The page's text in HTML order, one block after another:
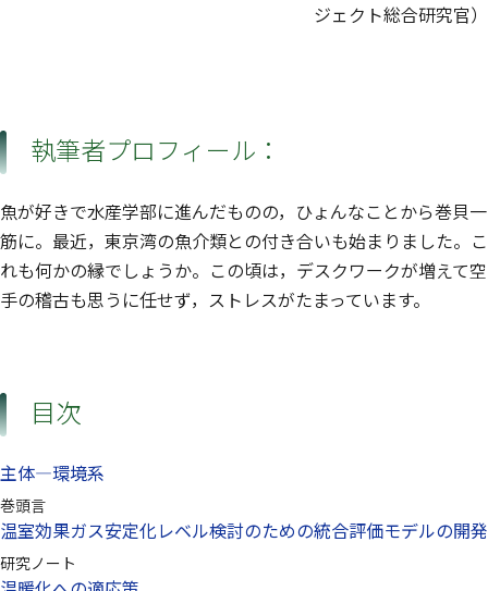
ジェクト総合研究官）
執筆者プロフィール：
魚が好きで水産学部に進んだものの，ひょんなことから巻貝一
筋に。最近，東京湾の魚介類との付き合いも始まりました。こ
れも何かの縁でしょうか。この頃は，デスクワークが増えて空
手の稽古も思うに任せず，ストレスがたまっています。
目次
主体—環境系
巻頭言
温室効果ガス安定化レベル検討のための統合評価モデルの開発
研究ノート